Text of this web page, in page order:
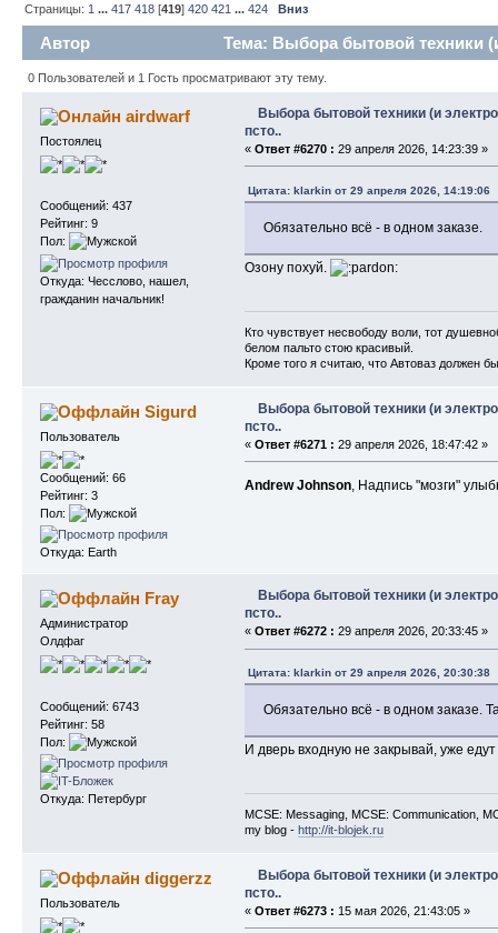
Страницы: 1 ...417 418 [419]420 421 ...424 Вниз
Автор
Тема: Выбора бытовой техники
916685 раз)
0 Пользователей и 1 Гость просматривают эту тему.
airdwarf
Постоялец
Сообщений: 437
Рейтинг: 9
Пол:
Откуда: Чесслово, нашел,
гражданин начальник!
Выбора бытовой техники (и
псто..
« Ответ #6270 : 29 апреля 2026, 14:23:39 »
Цитата: klarkin от 29 апреля 2026, 14:19:06
Обязательно всё - в одном заказе.
Озону похуй.
Кто чувствует несвободу воли, тот
белом пальто стою красивый.
Кроме того я считаю, что Автоваз должен
Sigurd
Пользователь
Сообщений: 66
Рейтинг: 3
Пол:
Откуда: Earth
Выбора бытовой техники (и
псто..
« Ответ #6271 : 29 апреля 2026, 18:47:42 »
Andrew Johnson, Надпись "мозги"
Fray
Администратор
Олдфаг
Сообщений: 6743
Рейтинг: 58
Пол:
Откуда: Петербург
Выбора бытовой техники (и
псто..
« Ответ #6272 : 29 апреля 2026, 20:33:45 »
Цитата: klarkin от 29 апреля 2026, 20:30:38
Обязательно всё - в одном заказе.
И дверь входную не закрывай, уже
MCSE: Messaging, MCSE: Communication,
my blog - http://it-blojek.ru
diggerzz
Пользователь
Выбора бытовой техники (и
псто..
« Ответ #6273 : 15 мая 2026, 21:43:05 »